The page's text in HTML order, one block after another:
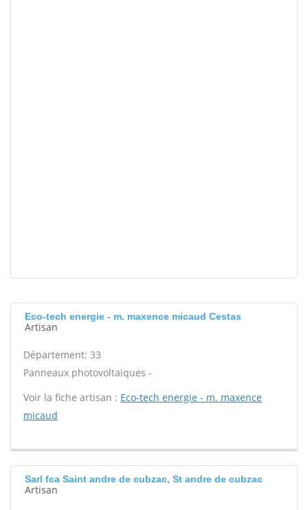
Eco-tech energie - m. maxence micaud Cestas
Artisan
Département: 33
Panneaux photovoltaïques -
Voir la fiche artisan : Eco-tech energie - m. maxence
micaud
Sarl fca Saint andre de cubzac, St andre de cubzac
Artisan